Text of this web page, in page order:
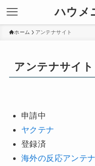
ハウメ
ホーム アンテナサイト
アンテナサイト
申請中
ヤクテナ
登録済
海外の反応アンテナ